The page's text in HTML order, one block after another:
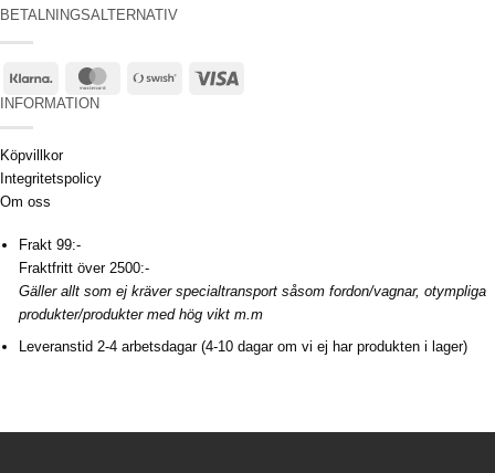
BETALNINGSALTERNATIV
Klarna MasterCardSwish
INFORMATION
Köpvillkor
Integritetspolicy
Om oss
Frakt 99:-
Fraktfritt över 2500:-
Gäller allt som ej kräver specialtransport såsom fordon/vagnar, otympliga
produkter/produkter med hög vikt m.m
Leveranstid 2-4 arbetsdagar (4-10 dagar om vi ej har produkten i lager)